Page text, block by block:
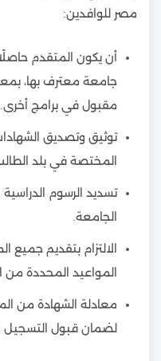
مصر للوافدين:
أن يكون المتقدم
جامعة معترف بها،
مقبول في برامج أخرى.
توثيق وتصديق
المختصة في بلد
تسديد الرسوم الدراسية
الجامعة.
الالتزام بتقديم جميع
المواعيد المحددة من
معادلة الشهادة من
لضمان قبول التسجيل